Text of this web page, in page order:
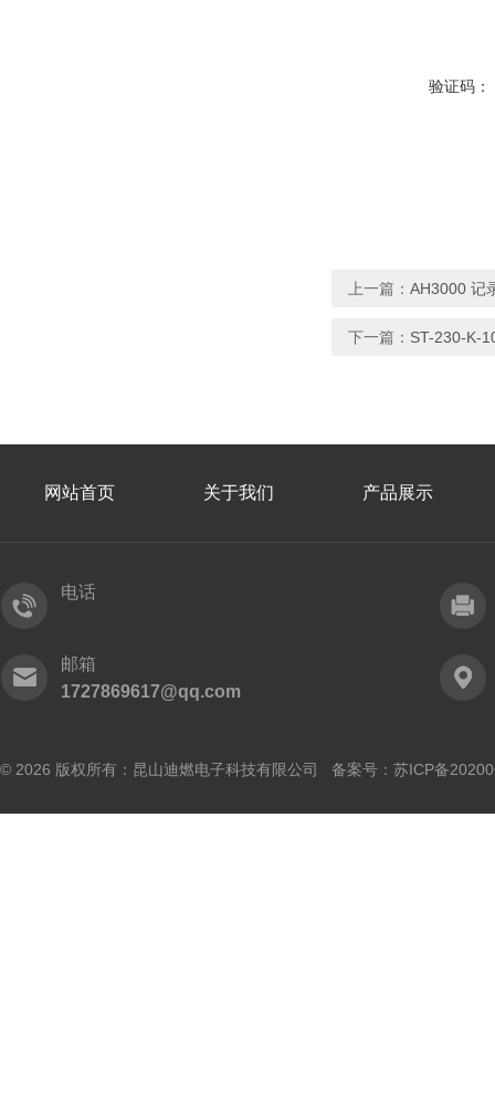
验证码：
上一篇： AH3000 记
下一篇： ST-230-K-
网站首页 关于我们 产品展示
电话
邮箱
1727869617@qq.com
© 2026 版权所有：昆山迪燃电子科技有限公司 备案号： 苏ICP备